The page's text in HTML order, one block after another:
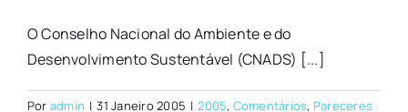
O Conselho Nacional do Ambiente e do
Desenvolvimento Sustentável (CNADS) [...]
Por admin | 31 Janeiro 2005 | 2005, Comentários, Pareceres